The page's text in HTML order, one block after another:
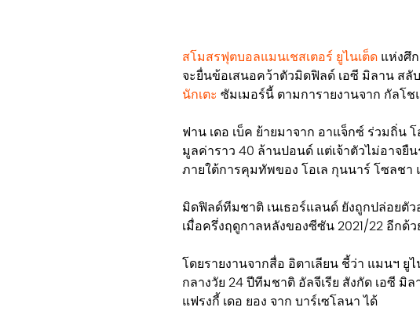
สโมสรฟุตบอลแมนเชสเตอร์ ยูไนเต็ด แห่งศึก
จะยื่นข้อเสนอคว้าตัวมิดฟิลด์ เอซี มิลาน สลั
นักเตะ​ ซัมเมอร์นี้ ตามการายงานจาก กัลโ
ฟาน เดอ เบ็ค ย้ายมาจาก อาแจ็กซ์ ร่วมถิ่น
มูลค่าราว 40 ล้านปอนด์ แต่เจ้าตัวไม่อาจ
ภายใต้การคุมทัพของ โอเล กุนนาร์ โซลชา
มิดฟิลด์ทีมชาติ เนเธอร์แลนด์ ยังถูกปล่อยตั
เมื่อครึ่งฤดูกาลหลังของซีซัน 2021/22 อีกด้ว
โดยรายงานจากสื่อ อิตาเลียน ชี้ว่า แมนฯ ยู
กลางวัย 24 ปีทีมชาติ อัลจีเรีย สังกัด เอซี มิ
แฟรงกี้ เดอ ยอง จาก บาร์เซโลนา ได้